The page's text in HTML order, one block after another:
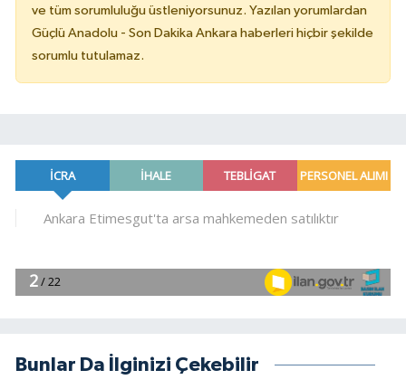
ve tüm sorumluluğu üstleniyorsunuz. Yazılan yorumlardan
Güçlü Anadolu - Son Dakika Ankara haberleri hiçbir şekilde
sorumlu tutulamaz.
Bunlar Da İlginizi Çekebilir